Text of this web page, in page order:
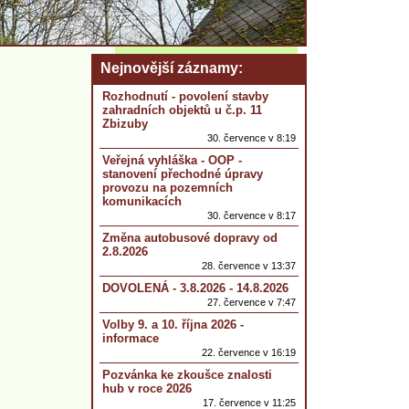
Nejnovější záznamy
Rozhodnutí - povolení stavby
zahradních objektů u č.p. 11
Zbizuby
30. července v 8:19
Veřejná vyhláška - OOP -
stanovení přechodné úpravy
provozu na pozemních
komunikacích
30. července v 8:17
Změna autobusové dopravy od
2.8.2026
28. července v 13:37
DOVOLENÁ - 3.8.2026 - 14.8.2026
27. července v 7:47
Volby 9. a 10. října 2026 -
informace
22. července v 16:19
Pozvánka ke zkoušce znalosti
hub v roce 2026
17. července v 11:25